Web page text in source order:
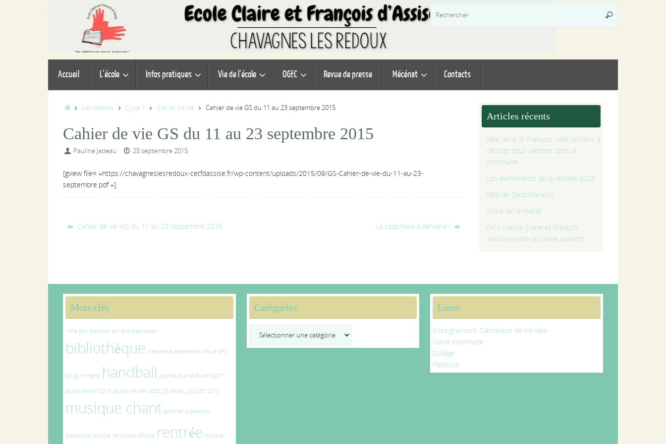
Rechercher
Accueil L’école Infos pratiques Vie de l’école OGEC Revue de presse Mécénat Contacts
AccueilLes classes Cycle 1 Cahier de vie Cahier de vie GS du 11 au 23 septembre 2015
Cahier de vie GS du 11 au 23 septembre 2015
Pauline Jadeau 28 septembre 2015
[gview file= »https://chavagneslesredoux-cetfdassise.fr/wp-content/uploads/2015/09/GS-Cahier-de-vie-du-11-au-23-
septembre.pdf »]
Cahier de vie MS du 11 au 23 septembre 2015 La catéchèse a démarré !
Articles récents
Fête de la St François : des nichoirs à
décorer pour déposer dans la
commune
Les événements de la rentrée 2023
Fête de Saint François
Visite de la mairie
OF – L’école Claire et François
d’Assise teste la classe ouverte
Mots clés
100e jour aliments art arts plastiques
bibliothèque bienvenue chantemai cirque EPS
GS gym Hand handball Journal Journal février 2017
Journal février 2019 Journal Février 2020 JOURNAL JUILLET 2019
musique chant poèmes prévention
prévention routière rencontre Afrique rentrée routière
Catégories Liens
Enseignement Catholique de Vendée
Notre commune
Collège
Paroisse